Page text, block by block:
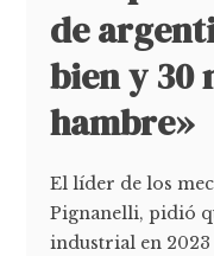
de
bien y 30
hambre»
El líder de los
Pignanelli, pidió
industrial en